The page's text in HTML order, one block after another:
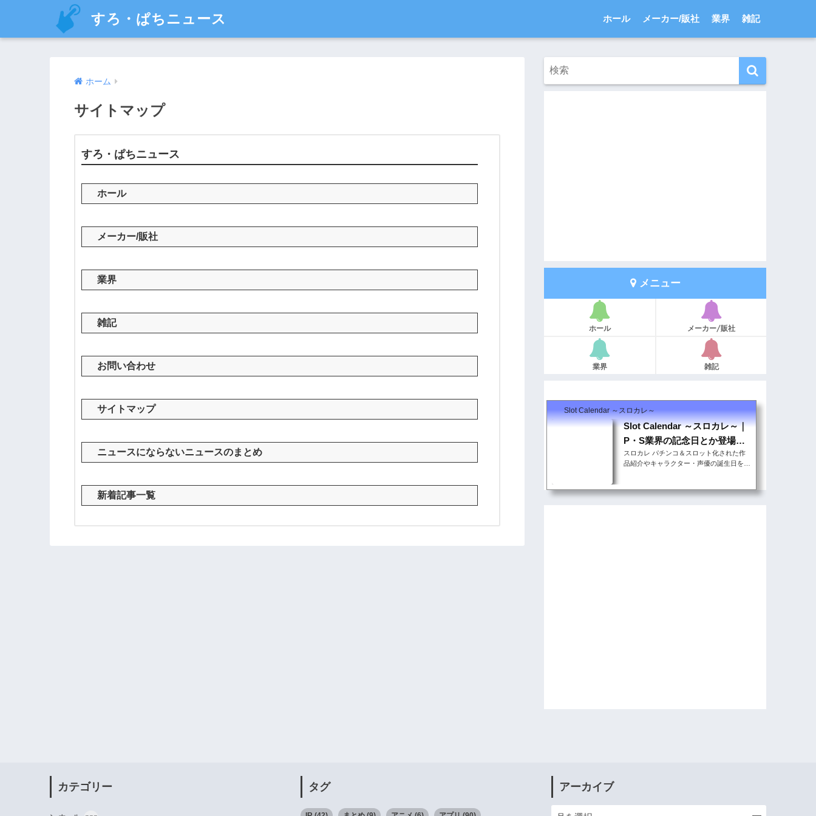
すろ・ぱちニュース ホール メーカー/販社 業界 雑記
ホーム
サイトマップ
すろ・ぱちニュース
ホール
メーカー/販社
業界
雑記
お問い合わせ
サイトマップ
ニュースにならないニュースのまとめ
新着記事一覧
メニュー
ホール メーカー/販社
業界 雑記
Slot Calendar ～スロカレ～
Slot Calendar ～スロカレ～｜
P・S業界の記念日とか登場キ
ャラの誕生日とか
スロカレ パチンコ＆スロット化された作
品紹介やキャラクター・声優の誕生日をま
他パチンコ＆スロットに関連した記念日・
カテゴリー タグ アーカイブ